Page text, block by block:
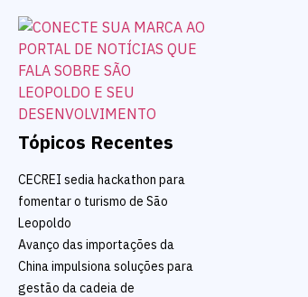
Tópicos Recentes
CECREI sedia hackathon para
fomentar o turismo de São
Leopoldo
Avanço das importações da
China impulsiona soluções para
gestão da cadeia de